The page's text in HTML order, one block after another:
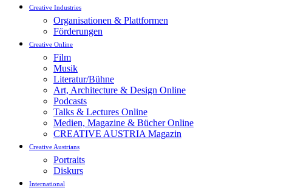
Creative Industries
Organisationen & Plattformen
Förderungen
Creative Online
Film
Musik
Literatur/Bühne
Art, Architecture & Design Online
Podcasts
Talks & Lectures Online
Medien, Magazine & Bücher Online
CREATIVE AUSTRIA Magazin
Creative Austrians
Portraits
Diskurs
International